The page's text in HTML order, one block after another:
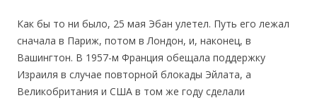
Как бы то ни было, 25 мая Эбан улетел. Путь его лежал
сначала в Париж, потом в Лондон, и, наконец, в
Вашингтон. В 1957-м Франция обещала поддержку
Израиля в случае повторной блокады Эйлата, а
Великобритания и США в том же году сделали